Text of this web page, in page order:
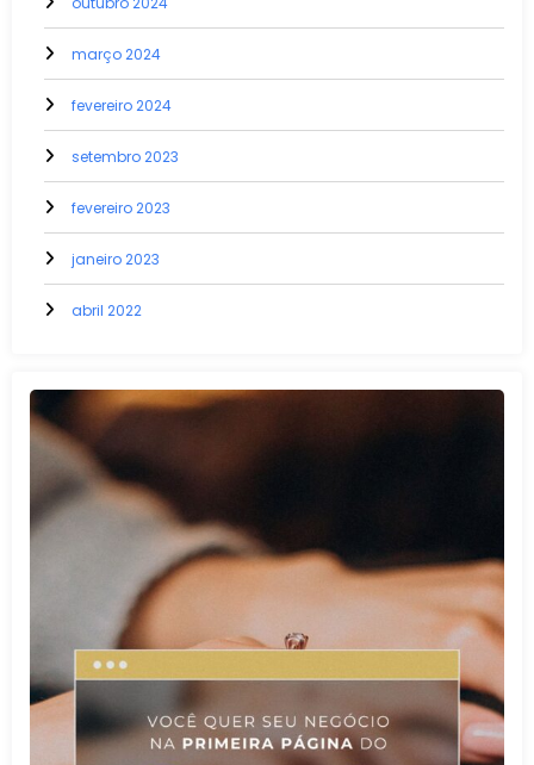
março 2024
fevereiro 2024
setembro 2023
fevereiro 2023
janeiro 2023
abril 2022